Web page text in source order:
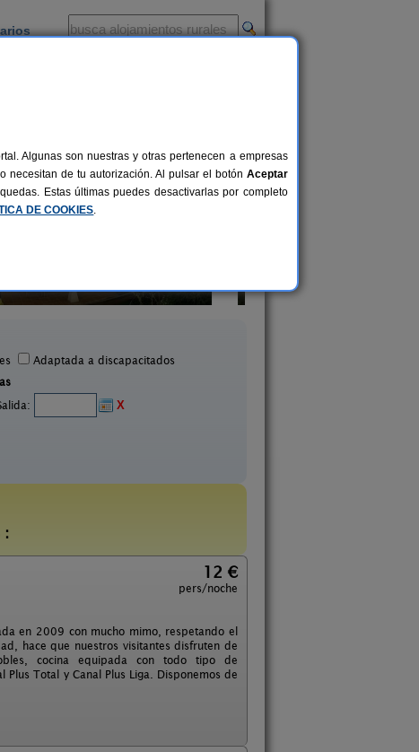
San Pedro de Ambás
Adaptada a discapacitados
X
:
12 €
pers/noche
en 2009 con mucho mimo, respetando el
hace que nuestros visitantes disfruten de
cocina equipada con todo tipo de
Total y Canal Plus Liga. Disponemos de
Algunas son nuestras y otras pertenecen a empresas
necesitan de tu autorización. Al pulsar el botón Aceptar
Estas últimas puedes desactivarlas por completo
DE COOKIES.